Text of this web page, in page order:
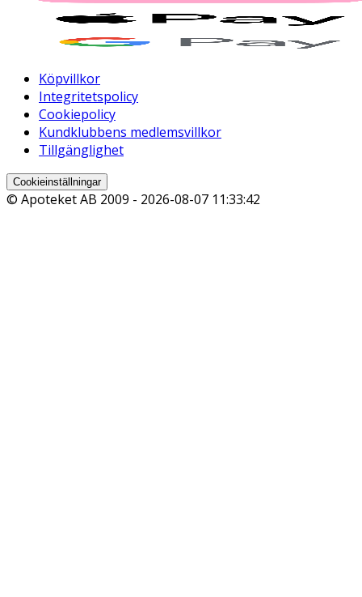
Köpvillkor
Integritetspolicy
Cookiepolicy
Kundklubbens medlemsvillkor
Tillgänglighet
Cookieinställningar
© Apoteket AB 2009 - 2026-08-07 11:33:42